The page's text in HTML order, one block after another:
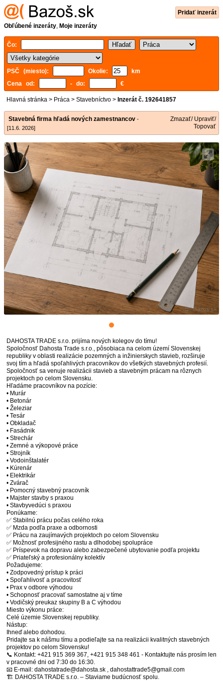
Pridať inzerát
Obľúbené inzeráty, Moje inzeráty
Čo:
PSČ (miesto): Okolie:
km
Cena od:
- do: €
Hlavná stránka > Práca > Stavebníctvo > Inzerát č. 192641857
Stavebná firma hľadá nových zamestnancov -
[11.6. 2026]
Zmazať/ Upraviť/
Topovať
DAHOSTA TRADE s.r.o. prijíma nových kolegov do tímu!
Spoločnosť Dahosta Trade s.r.o., pôsobiaca na celom území Slovenskej
republiky v oblasti realizácie pozemných a inžinierskych stavieb, rozširuje
svoj tím a hľadá spoľahlivých pracovníkov do všetkých stavebných profesií.
Spoločnosť sa venuje realizácii stavieb a stavebným prácam na rôznych
projektoch po celom Slovensku.
Hľadáme pracovníkov na pozície:
• Murár
• Betonár
• Železiar
• Tesár
• Obkladač
• Fasádnik
• Strechár
• Zemné a výkopové práce
• Strojník
• Vodoinštalatér
• Kúrenár
• Elektrikár
• Zvárač
• Pomocný stavebný pracovník
• Majster stavby s praxou
• Stavbyvedúci s praxou
Ponúkame:
✅ Stabilnú prácu počas celého roka
✅ Mzda podľa praxe a odbornosti
✅ Prácu na zaujímavých projektoch po celom Slovensku
✅ Možnosť profesijného rastu a dlhodobej spolupráce
✅ Príspevok na dopravu alebo zabezpečené ubytovanie podľa projektu
✅ Priateľský a profesionálny kolektív
Požadujeme:
• Zodpovedný prístup k práci
• Spoľahlivosť a pracovitosť
• Prax v odbore výhodou
• Schopnosť pracovať samostatne aj v tíme
• Vodičský preukaz skupiny B a C výhodou
Miesto výkonu práce:
Celé územie Slovenskej republiky.
Nástup:
Ihneď alebo dohodou.
Pridajte sa k nášmu tímu a podieľajte sa na realizácii kvalitných stavebných
projektov po celom Slovensku!
📞 Kontakt: +421 915 369 367, +421 915 348 461 - Kontaktujte nás prosím len
v pracovné dni od 7:30 do 16:30.
📧 E-mail: dahostatrade@dahosta.sk , dahostattrade5@gmail.com
🏗️ DAHOSTA TRADE s.r.o. – Staviame budúcnosť spolu.